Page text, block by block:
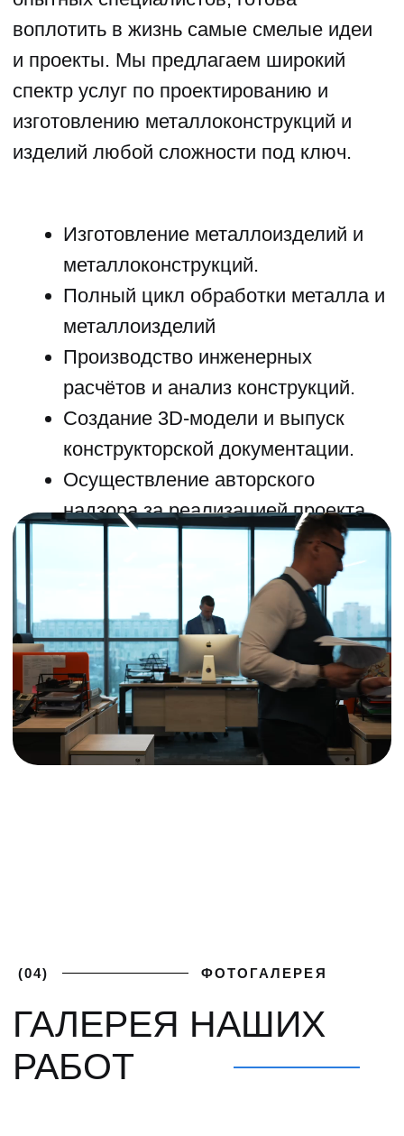
ПОЛУЧИТЕ
ЛУЧШИЕ
УСЛОВИЯ
+7 (812) 748-93-65